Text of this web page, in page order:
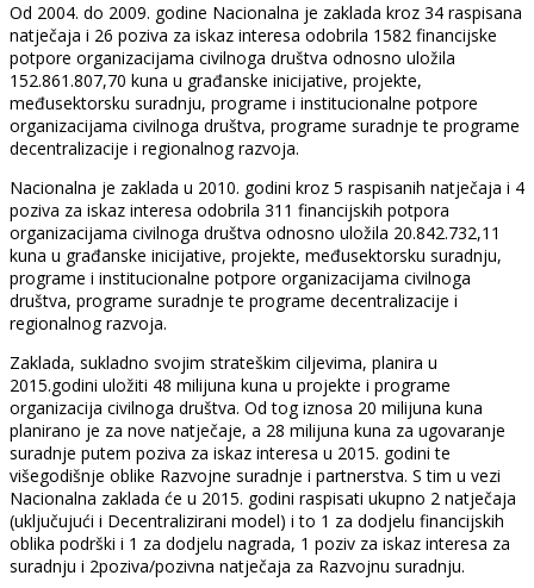
Od 2004. do 2009. godine Nacionalna je zaklada kroz 34 raspisana
natječaja i 26 poziva za iskaz interesa odobrila 1582 financijske
potpore organizacijama civilnoga društva odnosno uložila
152.861.807,70 kuna u građanske inicijative, projekte,
međusektorsku suradnju, programe i institucionalne potpore
organizacijama civilnoga društva, programe suradnje te programe
decentralizacije i regionalnog razvoja.
Nacionalna je zaklada u 2010. godini kroz 5 raspisanih natječaja i 4
poziva za iskaz interesa odobrila 311 financijskih potpora
organizacijama civilnoga društva odnosno uložila 20.842.732,11
kuna u građanske inicijative, projekte, međusektorsku suradnju,
programe i institucionalne potpore organizacijama civilnoga
društva, programe suradnje te programe decentralizacije i
regionalnog razvoja.
Zaklada, sukladno svojim strateškim ciljevima, planira u
2015.godini uložiti 48 milijuna kuna u projekte i programe
organizacija civilnoga društva. Od tog iznosa 20 milijuna kuna
planirano je za nove natječaje, a 28 milijuna kuna za ugovaranje
suradnje putem poziva za iskaz interesa u 2015. godini te
višegodišnje oblike Razvojne suradnje i partnerstva. S tim u vezi
Nacionalna zaklada će u 2015. godini raspisati ukupno 2 natječaja
(uključujući i Decentralizirani model) i to 1 za dodjelu financijskih
oblika podrški i 1 za dodjelu nagrada, 1 poziv za iskaz interesa za
suradnju i 2poziva/pozivna natječaja za Razvojnu suradnju.